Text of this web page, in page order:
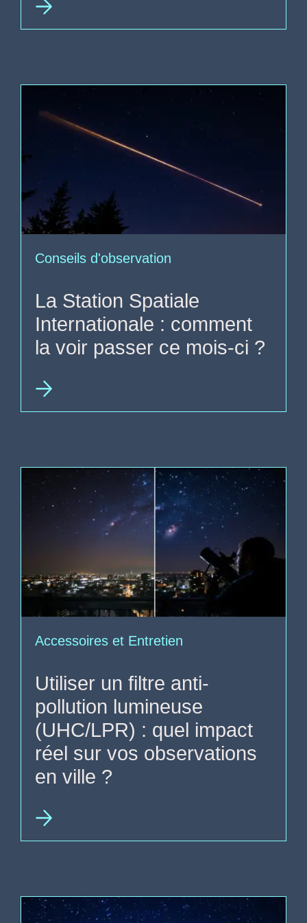
Conseils d'observation
La Station Spatiale
Internationale : comment
la voir passer ce mois-ci ?
Accessoires et Entretien
Utiliser un filtre anti-
pollution lumineuse
(UHC/LPR) : quel impact
réel sur vos observations
en ville ?